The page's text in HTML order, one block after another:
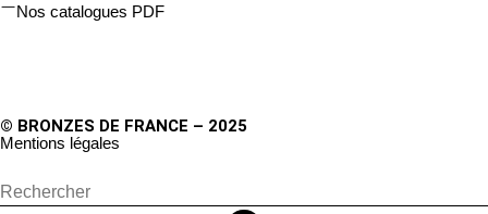
Nos catalogues PDF
© BRONZES DE FRANCE – 2025
Mentions légales